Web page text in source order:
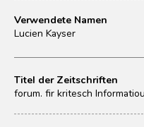
Verwendete Namen
Lucien Kayser
Titel der Zeitschriften
forum. fir kritesch